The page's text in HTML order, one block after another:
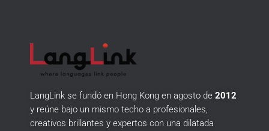
LangLink se fundó en Hong Kong en agosto de 2012
y reúne bajo un mismo techo a profesionales,
creativos brillantes y expertos con una dilatada